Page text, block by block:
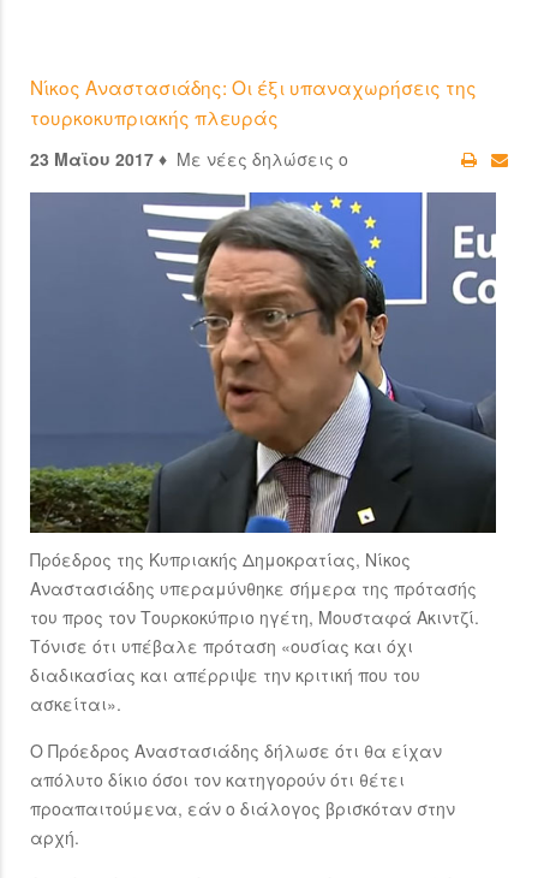
Νίκος Αναστασιάδης: Οι έξι υπαναχωρήσεις της
τουρκοκυπριακής πλευράς
23 Μαϊου 2017 ♦ Με νέες δηλώσεις ο
Πρόεδρος της Κυπριακής Δημοκρατίας, Νίκος
Αναστασιάδης υπεραμύνθηκε σήμερα της πρότασής
του προς τον Τουρκοκύπριο ηγέτη, Μουσταφά Ακιντζί.
Τόνισε ότι υπέβαλε πρόταση «ουσίας και όχι
διαδικασίας και απέρριψε την κριτική που του
ασκείται».
Ο Πρόεδρος Αναστασιάδης δήλωσε ότι θα είχαν
απόλυτο δίκιο όσοι τον κατηγορούν ότι θέτει
προαπαιτούμενα, εάν ο διάλογος βρισκόταν στην
αρχή.